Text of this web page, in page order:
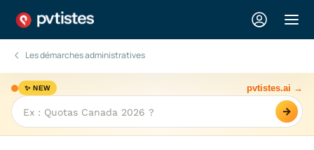
Les démarches administratives
✨ NEW
→
pvtistes.ai →